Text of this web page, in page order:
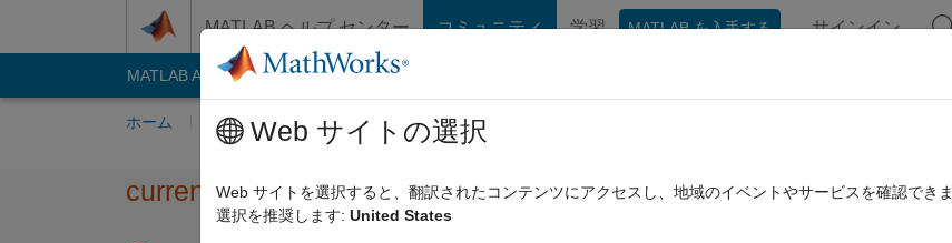
MATLAB ヘルプ センター コミュニティ 学習 MATLAB を入手する サインイン
MATLAB Answers File Exchange
ホーム 質問する 回答 閲覧 MATLAB に関する FAQ
curren value of signal in scope
Web サイトの選択
Web サイトを選択すると、翻訳されたコンテンツにアクセスし、地域のイベントやサービスを確認でき
選択を推奨します: United States